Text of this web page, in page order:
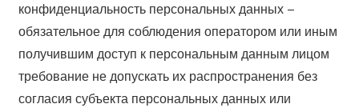
конфиденциальность персональных данных –
обязательное для соблюдения оператором или иным
получившим доступ к персональным данным лицом
требование не допускать их распространения без
согласия субъекта персональных данных или